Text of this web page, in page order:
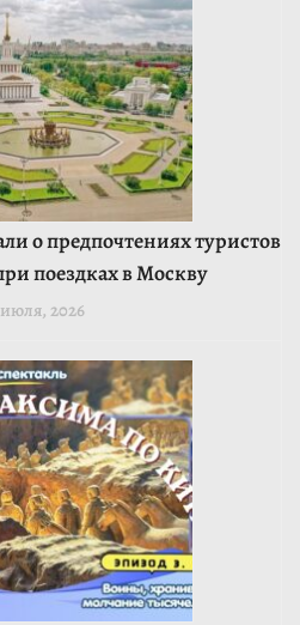
о предпочтениях туристов
поездках в Москву
2026